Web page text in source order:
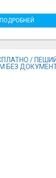
ПОДРОБНЕЙ